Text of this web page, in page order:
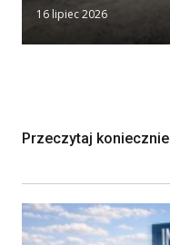
16 lipiec 2026
Przeczytaj koniecznie